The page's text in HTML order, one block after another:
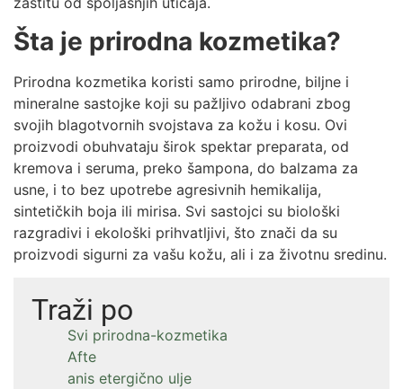
Traži po
Svi prirodna-kozmetika
Afte
anis etergično ulje
Šta je prirodna kozmetika?
Prirodna kozmetika koristi samo prirodne, biljne i
mineralne sastojke koji su pažljivo odabrani zbog
svojih blagotvornih svojstava za kožu i kosu. Ovi
proizvodi obuhvataju širok spektar preparata, od
kremova i seruma, preko šampona, do balzama za
usne, i to bez upotrebe agresivnih hemikalija,
sintetičkih boja ili mirisa. Svi sastojci su biološki
razgradivi i ekološki prihvatljivi, što znači da su
proizvodi sigurni za vašu kožu, ali i za životnu sredinu.